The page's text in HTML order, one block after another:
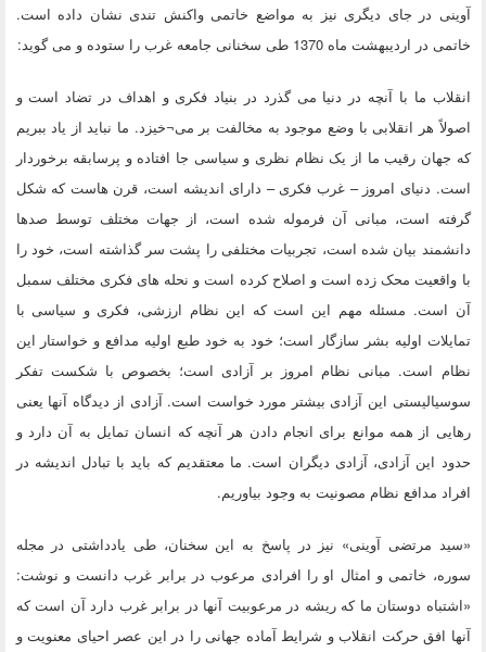
آوینی در جای دیگری نیز به مواضع خاتمی واکنش تندی نشان داده است.
خاتمی در اردیبهشت ماه 1370 طی سخنانی جامعه غرب را ستوده و می گوید:
انقلاب ما با آنچه در دنیا می گذرد در بنیاد فکری و اهداف در تضاد است و
اصولاً هر انقلابی با وضع موجود به مخالفت بر می¬خیزد. ما نباید از یاد ببریم
که جهان رقیب ما از یک نظام نظری و سیاسی جا افتاده و پرسابقه برخوردار
است. دنیای امروز – غرب فکری – دارای اندیشه است، قرن هاست که شکل
گرفته است، مبانی آن فرموله شده است، از جهات مختلف توسط صدها
دانشمند بیان شده است، تجربیات مختلفی را پشت سر گذاشته است، خود را
با واقعیت محک زده است و اصلاح کرده است و نحله های فکری مختلف سمبل
آن است. مسئله مهم این است که این نظام ارزشی، فکری و سیاسی با
تمایلات اولیه بشر سازگار است؛ خود به خود طبع اولیه مدافع و خواستار این
نظام است. مبانی نظام امروز بر آزادی است؛ بخصوص با شکست تفکر
سوسیالیستی این آزادی بیشتر مورد خواست است. آزادی از دیدگاه آنها یعنی
رهایی از همه موانع برای انجام دادن هر آنچه که انسان تمایل به آن دارد و
حدود این آزادی، آزادی دیگران است. ما معتقدیم که باید با تبادل اندیشه در
افراد مدافع نظام مصونیت به وجود بیاوریم.
«سید مرتضی آوینی» نیز در پاسخ به این سخنان، طی یادداشتی در مجله
سوره، خاتمی و امثال او را افرادی مرعوب در برابر غرب دانست و نوشت:
«اشتباه دوستان ما که ریشه در مرعوبیت آنها در برابر غرب دارد آن است که
آنها افق حرکت انقلاب و شرایط آماده جهانی را در این عصر احیای معنویت و